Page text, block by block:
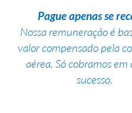
Pague apenas se
Nossa remuneração é
valor compensado pela
aérea. Só cobramos em
sucesso.